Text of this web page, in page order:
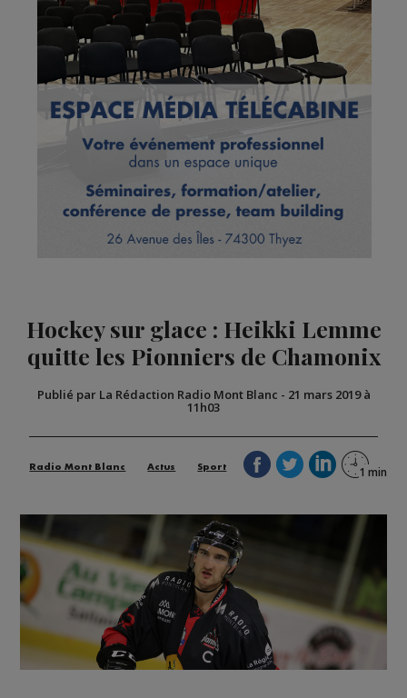
Hockey sur glace : Heikki Lemme
quitte les Pionniers de Chamonix
Publié par La Rédaction Radio Mont Blanc - 21 mars 2019 à
11h03
Radio Mont Blanc Actus Sport